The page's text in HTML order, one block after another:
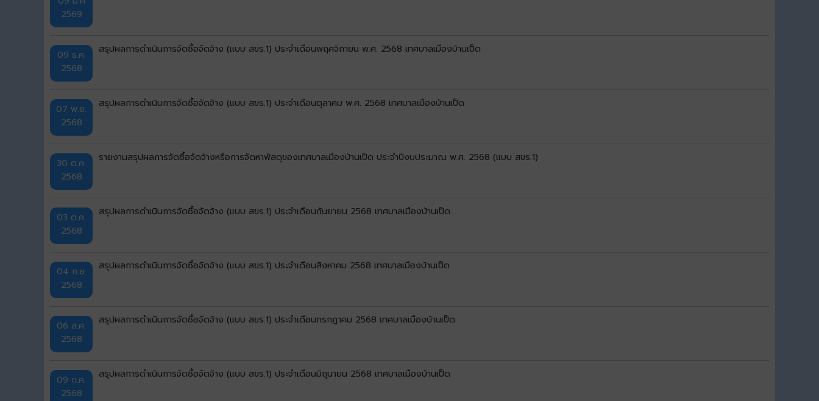
2569
09 ธ.ค.
2568
สรุปผลการดำเนินการจัดซื้อจัดจ้าง (แบบ สขร.1) ประจำเดือนพฤศจิกายน พ.ศ. 2568 เทศบาลเมืองบ้านเป็ด
07 พ.ย.
2568
สรุปผลการดำเนินการจัดซื้อจัดจ้าง (แบบ สขร.1) ประจำเดือนตุลาคม พ.ศ. 2568 เทศบาลเมืองบ้านเป็ด
30 ต.ค.
2568
รายงานสรุปผลการจัดซื้อจัดจ้างหรือการจัดหาพัสดุของเทศบาลเมืองบ้านเป็ด ประจำปีงบประมาณ พ.ศ. 2568 (แบบ สขร.1)
03 ต.ค.
2568
สรุปผลการดำเนินการจัดซื้อจัดจ้าง (แบบ สขร.1) ประจำเดือนกันยายน 2568 เทศบาลเมืองบ้านเป็ด
04 ก.ย.
2568
สรุปผลการดำเนินการจัดซื้อจัดจ้าง (แบบ สขร.1) ประจำเดือนสิงหาคม 2568 เทศบาลเมืองบ้านเป็ด
06 ส.ค.
2568
สรุปผลการดำเนินการจัดซื้อจัดจ้าง (แบบ สขร.1) ประจำเดือนกรกฎาคม 2568 เทศบาลเมืองบ้านเป็ด
09 ก.ค.
2568
สรุปผลการดำเนินการจัดซื้อจัดจ้าง (แบบ สขร.1) ประจำเดือนมิถุนายน 2568 เทศบาลเมืองบ้านเป็ด